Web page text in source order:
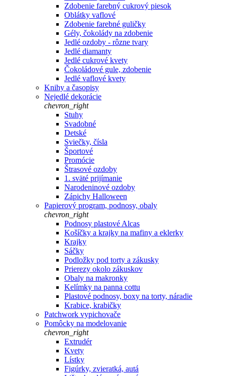
Zdobenie farebný cukrový piesok
Oblátky vaflové
Zdobenie farebné guličky
Gély, čokolády na zdobenie
Jedlé ozdoby - rôzne tvary
Jedlé diamanty
Jedlé cukrové kvety
Čokoládové gule, zdobenie
Jedlé vaflové kvety
Knihy a časopisy
Nejedlé dekorácie
chevron_right
Stuhy
Svadobné
Detské
Sviečky, čísla
Športové
Promócie
Štrasové ozdoby
1. sväté prijímanie
Narodeninové ozdoby
Zápichy Halloween
Papierový program, podnosy, obaly
chevron_right
Podnosy plastové Alcas
Košíčky a krajky na mafiny a eklerky
Krajky
Sáčky
Podložky pod torty a zákusky
Prierezy okolo zákuskov
Obaly na makronky
Kelímky na panna cottu
Plastové podnosy, boxy na torty, náradie
Krabice, krabičky
Patchwork vypichovače
Pomôcky na modelovanie
chevron_right
Extrudér
Kvety
Lístky
Figúrky, zvieratká, autá